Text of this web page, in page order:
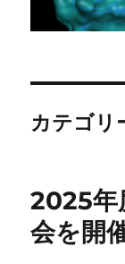
カテゴリ
2025年
会を開